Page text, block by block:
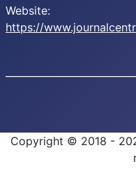
Website:
https://
Copyright © 2018 -